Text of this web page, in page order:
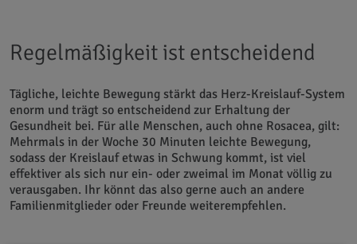
Regelmäßigkeit ist entscheidend
Tägliche, leichte Bewegung stärkt das Herz-Kreislauf-System
enorm und trägt so entscheidend zur Erhaltung der
Gesundheit bei. Für alle Menschen, auch ohne Rosacea, gilt:
Mehrmals in der Woche 30 Minuten leichte Bewegung,
sodass der Kreislauf etwas in Schwung kommt, ist viel
effektiver als sich nur ein- oder zweimal im Monat völlig zu
verausgaben. Ihr könnt das also gerne auch an andere
Familienmitglieder oder Freunde weiterempfehlen.